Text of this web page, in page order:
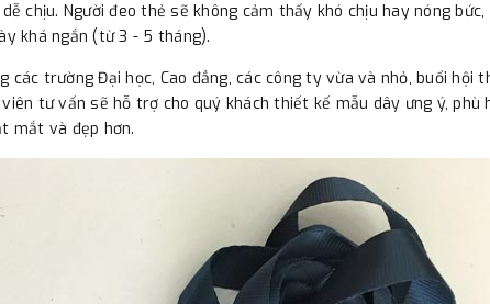
chịu. Người đeo thẻ sẽ không cảm thấy khó chịu hay nóng
khá ngắn (từ 3 - 5 tháng).
trường Đại học, Cao đẳng, các công ty vừa và nhỏ, buổi hội
viên tư vấn sẽ hỗ trợ cho quý khách thiết kế mẫu dây ưng ý,
mắt và đẹp hơn.